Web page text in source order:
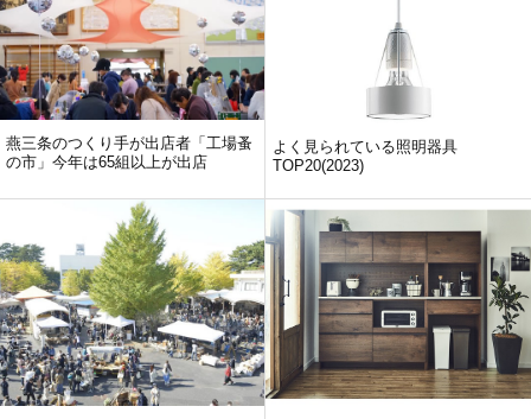
燕三条のつくり手が出店者「工場蚤
の市」今年は65組以上が出店
よく見られている照明器具
TOP20(2023)